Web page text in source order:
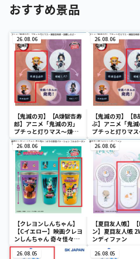
おすすめ景品
26.08.06
【鬼滅の刃】【A煉獄杏寿
郎】アニメ「鬼滅の刃」
プチっと灯りマス～煉獄
杏寿郎・胡蝶しのぶ～
26.08.06
【鬼滅の刃】【B
ぶ】アニメ「鬼滅
プチっと灯りマ
杏寿郎・胡蝶し
26.08.06
【クレヨンしんちゃん】
【Cイエロー】映画クレヨ
ンしんちゃん 奇々怪々！
オラの妖怪バケ～ション
フルカラータンブラー
26.08.06
【夏目友人帳】
ン】夏目友人帳
ンディファン
26.08.05 26.08.05